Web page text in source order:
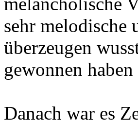
sehr melodische
überzeugen
gewonnen
Danach war es